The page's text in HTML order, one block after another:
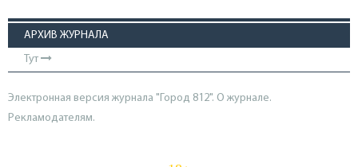
АРХИВ ЖУРНАЛА
Тут
Электронная версия журнала "Город 812". О журнале.
Рекламодателям.